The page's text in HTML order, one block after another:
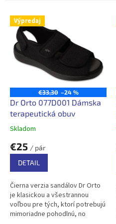
V Výpredaj
€33,30 –24 %
Dr Orto 077D001 Dámska
terapeutická obuv
Skladom
€25 / pár
DETAIL
Čierna verzia sandálov Dr Orto
je klasickou a všestrannou
voľbou pre tých, ktorí potrebujú
mimoriadne pohodlnú, no